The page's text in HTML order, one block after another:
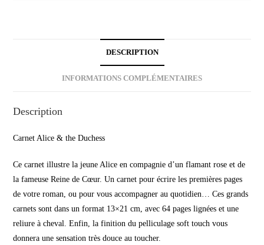
DESCRIPTION
INFORMATIONS COMPLÉMENTAIRES
Description
Carnet Alice & the Duchess
Ce carnet illustre la jeune Alice en compagnie d’un flamant rose et de
la fameuse Reine de Cœur. Un carnet pour écrire les premières pages
de votre roman, ou pour vous accompagner au quotidien… Ces grands
carnets sont dans un format 13×21 cm, avec 64 pages lignées et une
reliure à cheval. Enfin, la finition du pelliculage soft touch vous
donnera une sensation très douce au toucher.